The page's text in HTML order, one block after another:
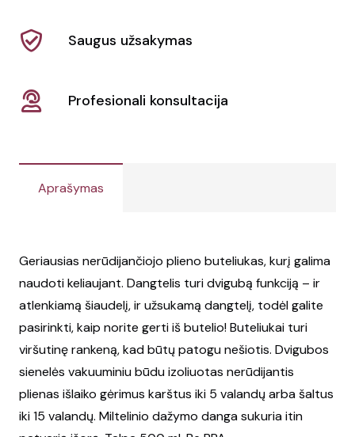
Saugus užsakymas
Profesionali konsultacija
Aprašymas
Geriausias nerūdijančiojo plieno buteliukas, kurį galima
naudoti keliaujant. Dangtelis turi dvigubą funkciją – ir
atlenkiamą šiaudelį, ir užsukamą dangtelį, todėl galite
pasirinkti, kaip norite gerti iš butelio! Buteliukai turi
viršutinę rankeną, kad būtų patogu nešiotis. Dvigubos
sienelės vakuuminiu būdu izoliuotas nerūdijantis
plienas išlaiko gėrimus karštus iki 5 valandų arba šaltus
iki 15 valandų. Miltelinio dažymo danga sukuria itin